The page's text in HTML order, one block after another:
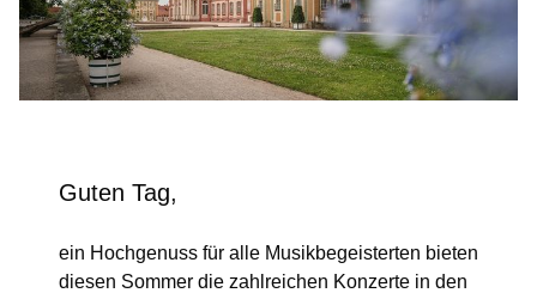
Guten Tag,
ein Hochgenuss für alle Musikbegeisterten bieten
diesen Sommer die zahlreichen Konzerte in den